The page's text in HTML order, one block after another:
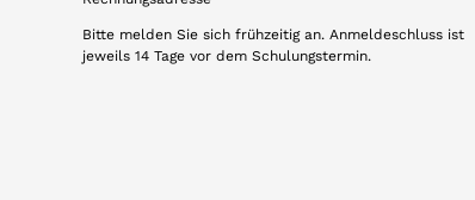
Bitte melden Sie sich frühzeitig an. Anmeldeschluss ist
jeweils 14 Tage vor dem Schulungstermin.